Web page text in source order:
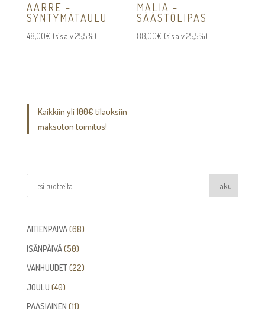
AARRE -
SYNTYMÄTAULU
48,00€ (sis alv 25,5%)
MALIA -
SÄÄSTÖLIPAS
88,00€ (sis alv 25,5%)
Kaikkiin yli 100€ tilauksiin
maksuton toimitus!
Haku
ÄITIENPÄIVÄ 6868
ISÄNPÄIVÄ 5050
tuotetta
VANHUUDET 2222
JOULU 4040
tuotetta
PÄÄSIÄINEN 1111